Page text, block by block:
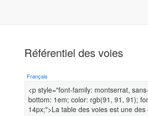
Référentiel des voies
Français
<p style="font-family: montserrat,
bottom: 1em; color: rgb(91, 91, 91);
14px;">La table des voies est une